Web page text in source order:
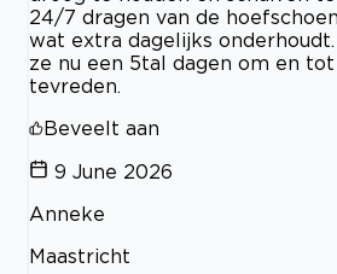
24/7 dragen van de
wat extra dagelijks
ze nu een 5tal dagen om en
tevreden.
Beveelt aan
9 June 2026
Anneke
Maastricht